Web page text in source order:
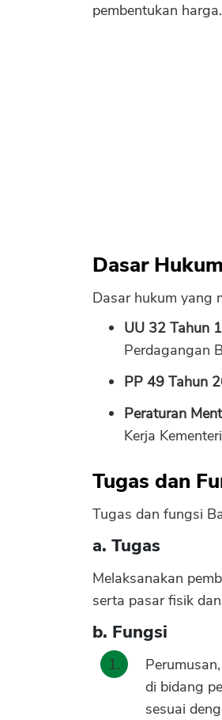
pembentukan harga.
Dasar Hukum
Dasar hukum yang
UU 32 Tahun
Perdagangan
PP 49 Tahun
Peraturan
Kerja
Tugas dan
Tugas dan fungsi
a. Tugas
Melaksanakan
serta pasar fisik
b. Fungsi
di bidang
sesuai